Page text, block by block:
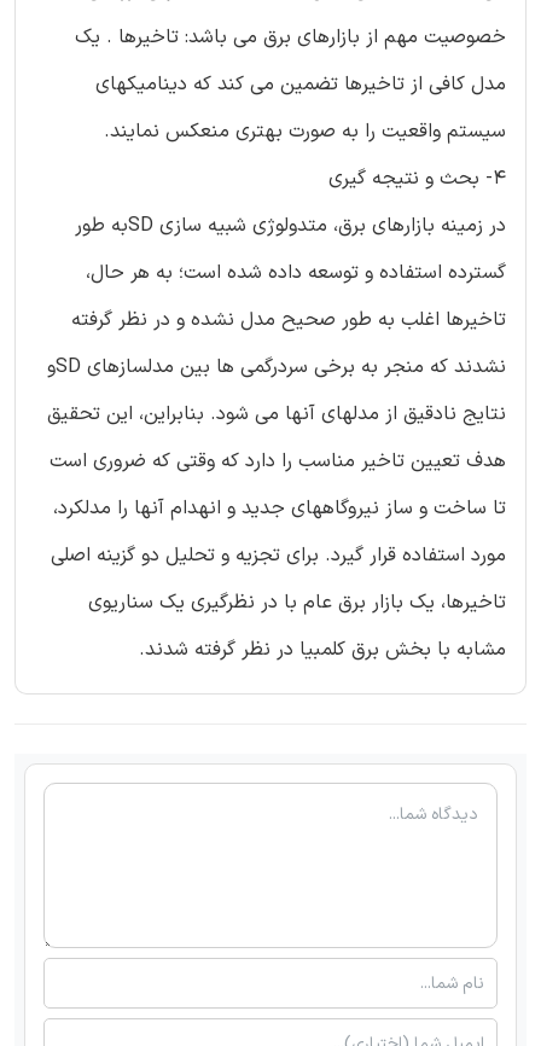
خصوصیت مهم از بازارهای برق می باشد: تاخیرها . یک
مدل کافی از تاخیرها تضمین می کند که دینامیکهای
سیستم واقعیت را به صورت بهتری منعکس نمایند.
4- بحث و نتیجه گیری
در زمینه بازارهای برق، متدولوژی شبیه سازی SDبه طور
گسترده استفاده و توسعه داده شده است؛ به هر حال،
تاخیرها اغلب به طور صحیح مدل نشده و در نظر گرفته
نشدند که منجر به برخی سردرگمی ها بین مدلسازهای SDو
نتایج نادقیق از مدلهای آنها می شود. بنابراین، این تحقیق
هدف تعیین تاخیر مناسب را دارد که وقتی که ضروری است
تا ساخت و ساز نیروگاههای جدید و انهدام آنها را مدلکرد،
مورد استفاده قرار گیرد. برای تجزیه و تحلیل دو گزینه اصلی
تاخیرها، یک بازار برق عام با در نظرگیری یک سناریوی
مشابه با بخش برق کلمبیا در نظر گرفته شدند.